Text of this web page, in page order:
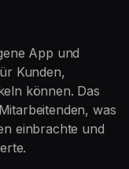
App und
Kunden,
können. Das
was
einbrachte und